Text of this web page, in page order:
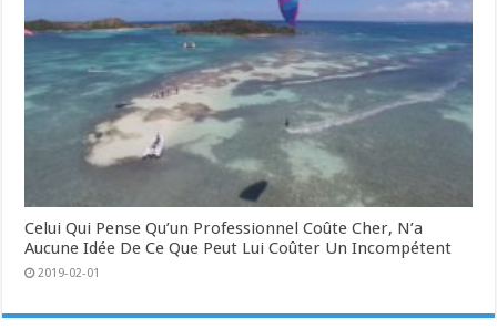
Celui Qui Pense Qu’un Professionnel Coûte Cher, N’a
Aucune Idée De Ce Que Peut Lui Coûter Un Incompétent
2019-02-01